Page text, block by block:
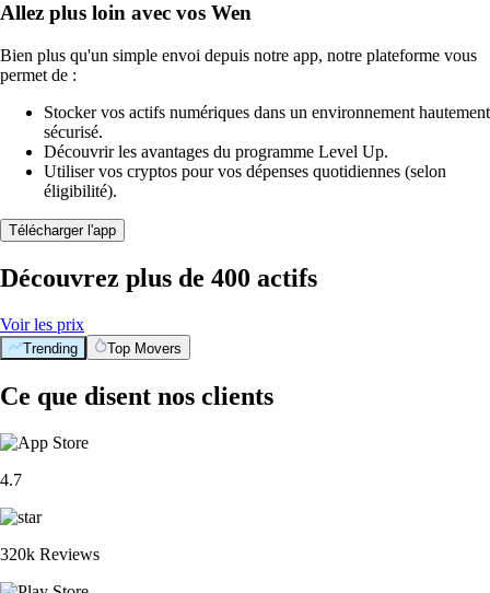
Allez plus loin avec vos Wen
Bien plus qu'un simple envoi depuis notre app, notre plateforme vous
permet de :
Stocker vos actifs numériques dans un environnement hautement
sécurisé.
Découvrir les avantages du programme Level Up.
Utiliser vos cryptos pour vos dépenses quotidiennes (selon
éligibilité).
Télécharger l'app
Découvrez plus de 400 actifs
Voir les prix
Trending Top Movers
Ce que disent nos clients
4.7
320k Reviews